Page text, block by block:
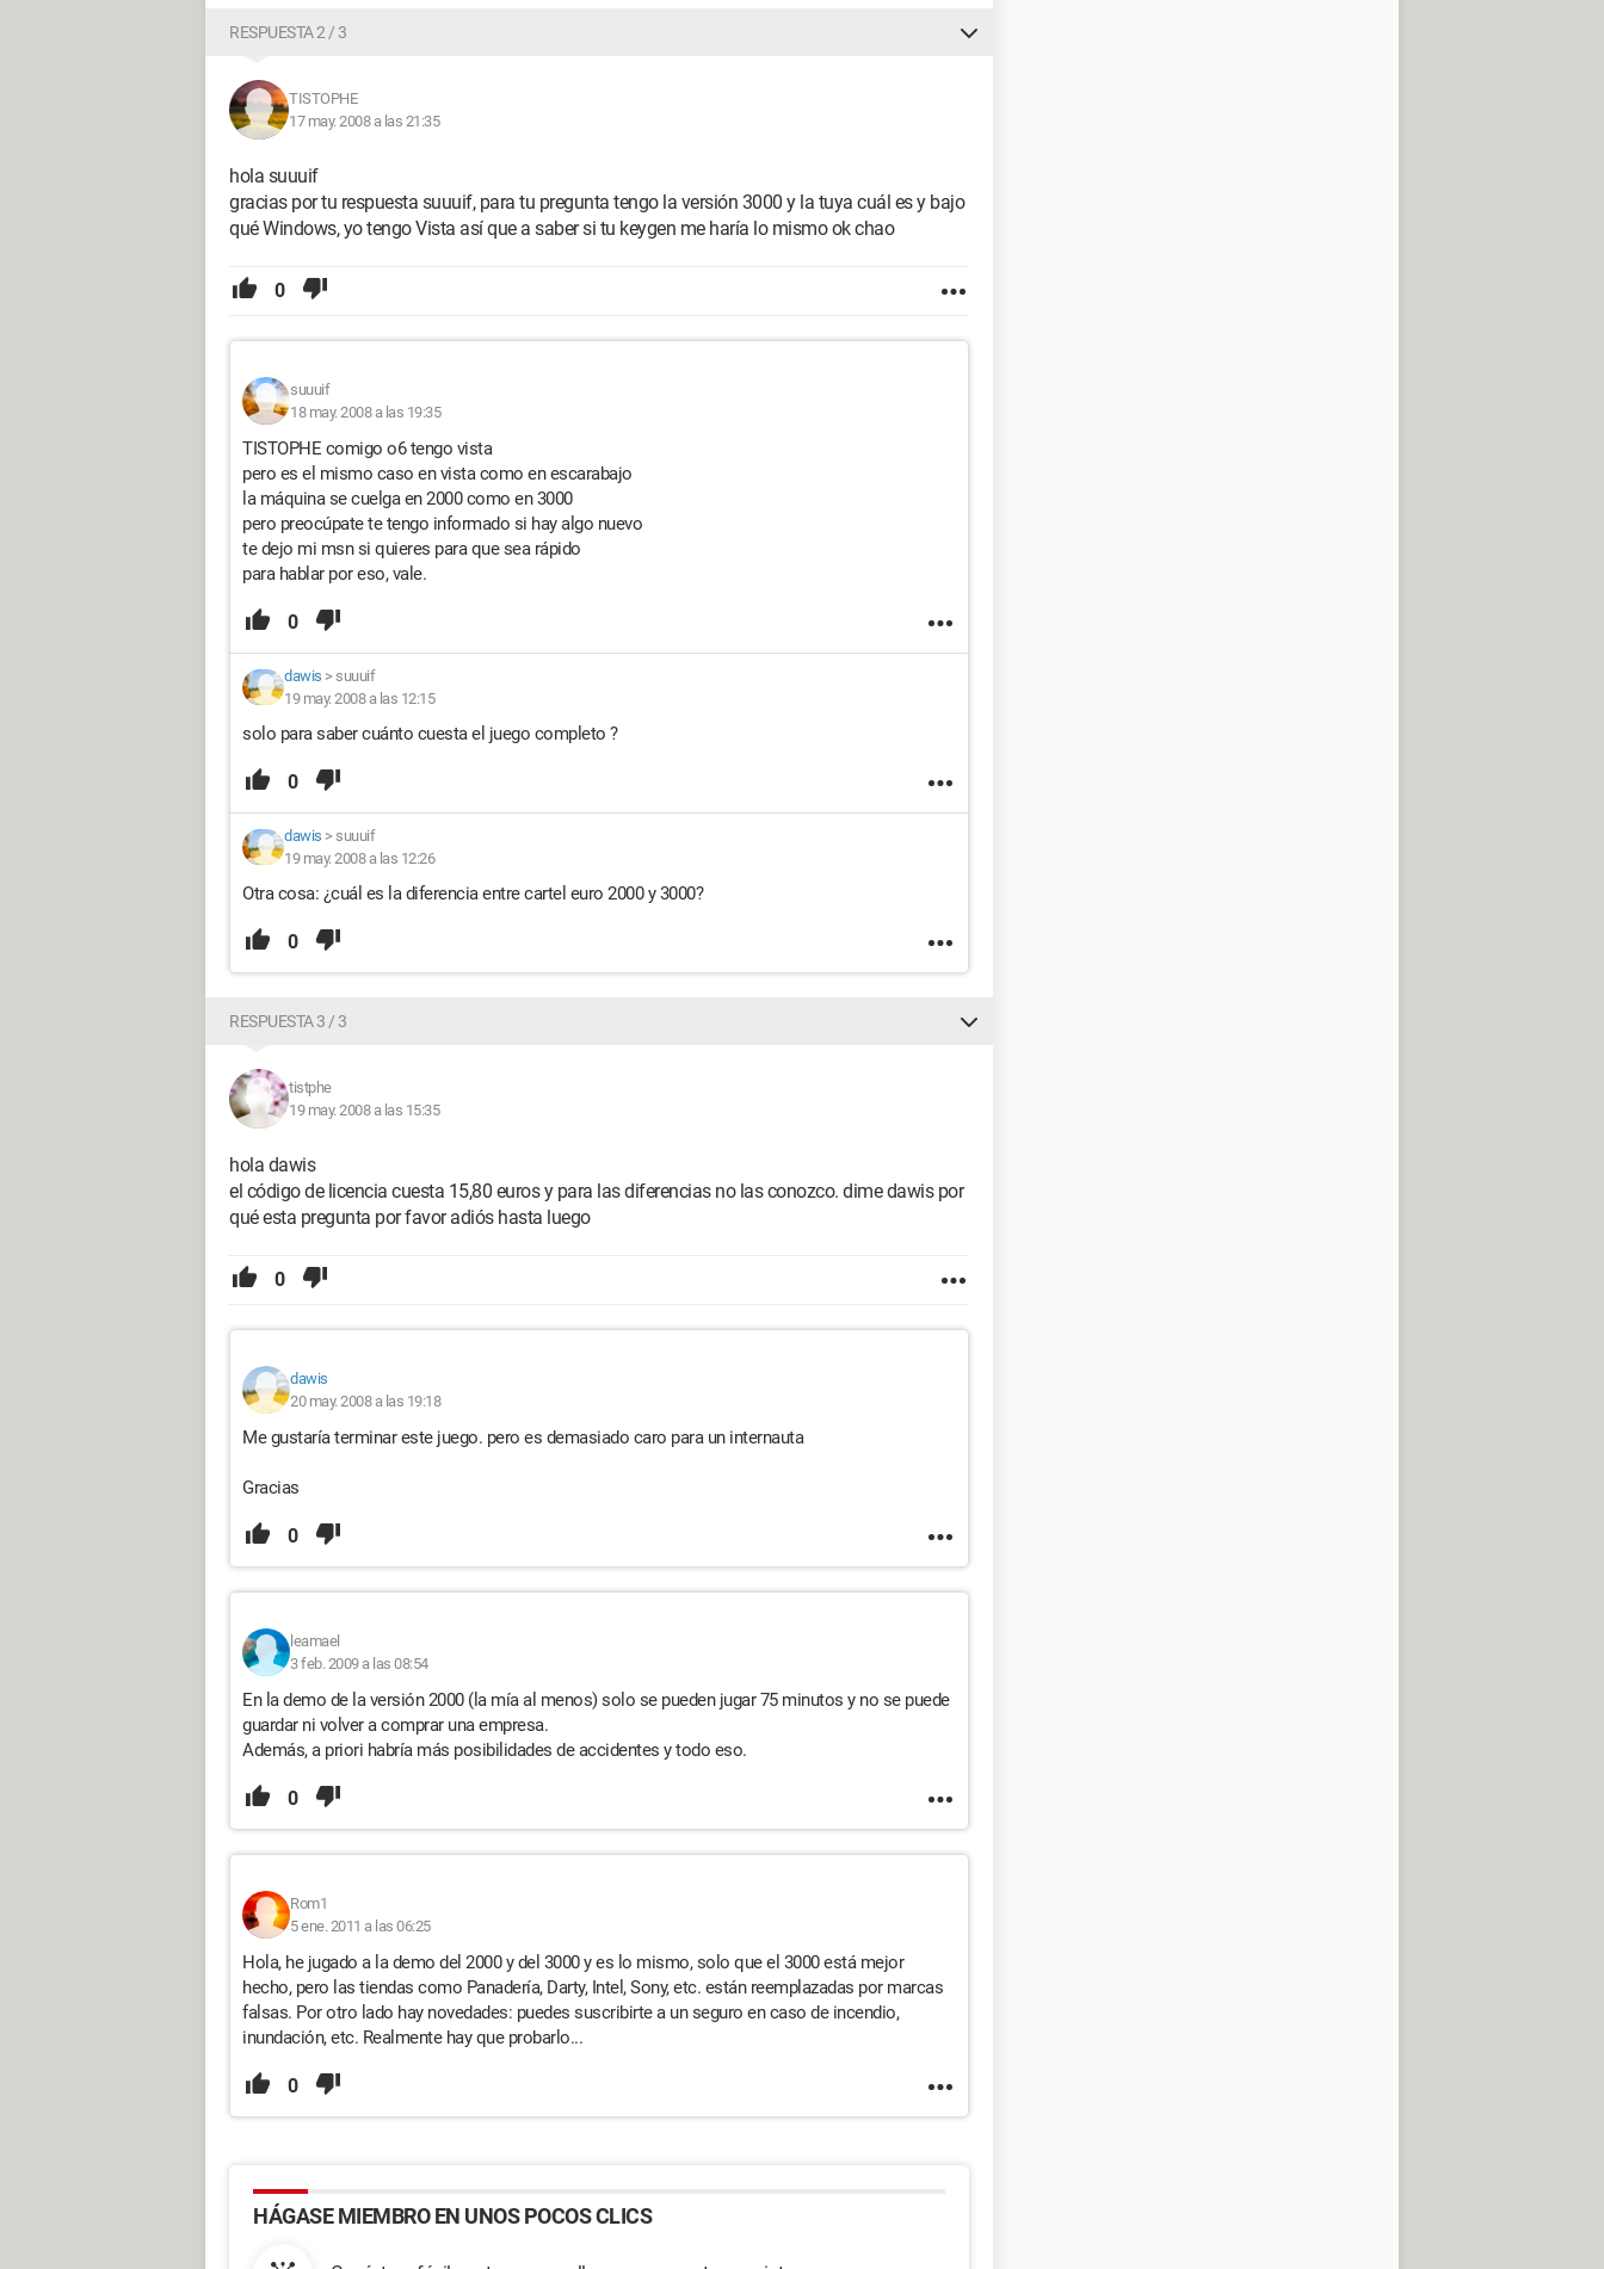
RESPUESTA 2 / 3
TISTOPHE
17 may. 2008 a las 21:35
hola suuuif
gracias por tu respuesta suuuif, para tu pregunta tengo la versión 3000 y la tuya cuál es y bajo
qué Windows, yo tengo Vista así que a saber si tu keygen me haría lo mismo ok chao
0
suuuif
18 may. 2008 a las 19:35
TISTOPHE comigo o6 tengo vista
pero es el mismo caso en vista como en escarabajo
la máquina se cuelga en 2000 como en 3000
pero preocúpate te tengo informado si hay algo nuevo
te dejo mi msn si quieres para que sea rápido
para hablar por eso, vale.
0
dawis > suuuif
19 may. 2008 a las 12:15
solo para saber cuánto cuesta el juego completo ?
0
dawis > suuuif
19 may. 2008 a las 12:26
Otra cosa: ¿cuál es la diferencia entre cartel euro 2000 y 3000?
0
RESPUESTA 3 / 3
tistphe
19 may. 2008 a las 15:35
hola dawis
el código de licencia cuesta 15,80 euros y para las diferencias no las conozco. dime dawis por
qué esta pregunta por favor adiós hasta luego
0
dawis
20 may. 2008 a las 19:18
Me gustaría terminar este juego. pero es demasiado caro para un internauta
Gracias
0
leamael
3 feb. 2009 a las 08:54
En la demo de la versión 2000 (la mía al menos) solo se pueden jugar 75 minutos y no se puede
guardar ni volver a comprar una empresa.
Además, a priori habría más posibilidades de accidentes y todo eso.
0
Rom1
5 ene. 2011 a las 06:25
Hola, he jugado a la demo del 2000 y del 3000 y es lo mismo, solo que el 3000 está mejor
hecho, pero las tiendas como Panadería, Darty, Intel, Sony, etc. están reemplazadas por marcas
falsas. Por otro lado hay novedades: puedes suscribirte a un seguro en caso de incendio,
inundación, etc. Realmente hay que probarlo...
0
HÁGASE MIEMBRO EN UNOS POCOS CLICS